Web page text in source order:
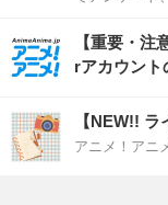
【重要・
rアカウント
【NEW!! ラ
アニメ！アニ